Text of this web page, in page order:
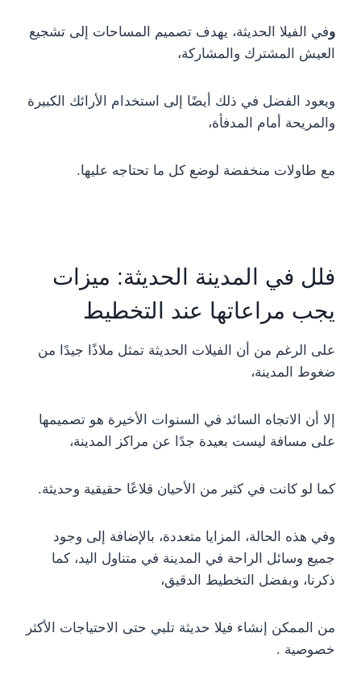
وفي الفيلا الحديثة، يهدف تصميم المساحات إلى تشجيع
العيش المشترك والمشاركة،
ويعود الفضل في ذلك أيضًا إلى استخدام الأرائك الكبيرة
والمريحة أمام المدفأة،
مع طاولات منخفضة لوضع كل ما تحتاجه عليها.
فلل في المدينة الحديثة: ميزات
يجب مراعاتها عند التخطيط
على الرغم من أن الفيلات الحديثة تمثل ملاذًا جيدًا من
ضغوط المدينة،
إلا أن الاتجاه السائد في السنوات الأخيرة هو تصميمها
على مسافة ليست بعيدة جدًا عن مراكز المدينة،
كما لو كانت في كثير من الأحيان قلاعًا حقيقية وحديثة.
وفي هذه الحالة، المزايا متعددة، بالإضافة إلى وجود
جميع وسائل الراحة في المدينة في متناول اليد، كما
ذكرنا، وبفضل التخطيط الدقيق،
من الممكن إنشاء فيلا حديثة تلبي حتى الاحتياجات الأكثر
خصوصية .